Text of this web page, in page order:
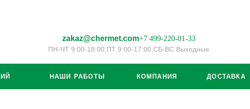
zakaz@chermet.com+7 499-220-01-33
ПН-ЧТ 9:00-18:00, ПТ 9:00-17:00, СБ-ВС Выходные
НАШИ РАБОТЫ КОМПАНИЯ ДОСТАВКА